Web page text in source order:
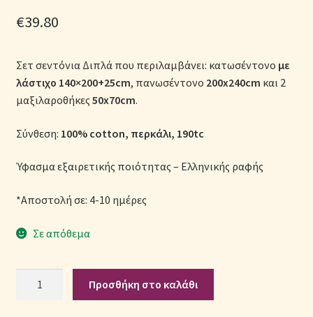
Όροι Χρήσης
Παπλώματα για Ζεστασιά & Άνεση
Παπλωματοθήκες
Πικέ Κουβέρτες
Πληρωμές
€39.80
Σετ σεντόνια Διπλά που περιλαμβάνει: κατωσέντονο με
λάστιχο 140×200+25cm, πανωσέντονο 200x240cm και 2
μαξιλαροθήκες50x70cm.
Σύνθεση: 100% cotton, περκάλι, 190tc
Ύφασμα εξαιρετικής ποιότητας – Ελληνικής ραφής
*Αποστολή σε: 4-10 ημέρες
Σε απόθεμα
Προσθήκη στο καλάθι